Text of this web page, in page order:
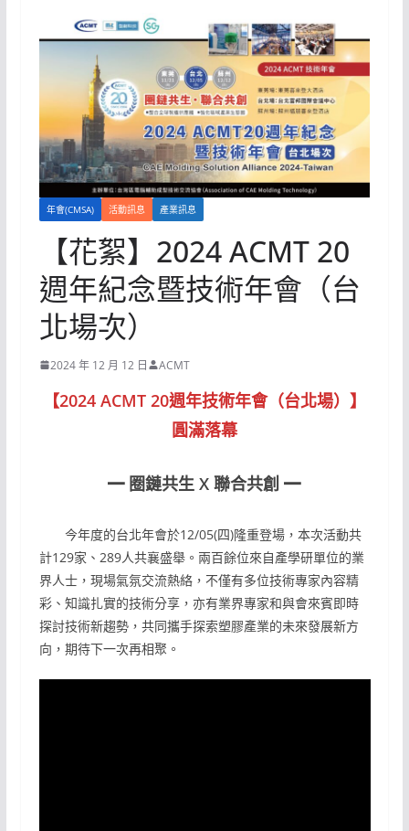
年會(CMSA) 活動訊息 產業訊息
【花絮】2024 ACMT 20
週年紀念暨技術年會（台
北場次）
2024 年 12 月 12 日 ACMT
【2024 ACMT 20週年技術年會（台北場）】
圓滿落幕
━ 圈鏈共生 X 聯合共創 ━
今年度的台北年會於12/05(四)隆重登場，本次活動共
計129家、289人共襄盛舉。兩百餘位來自產學研單位的業
界人士，現場氣氛交流熱絡，不僅有多位技術專家內容精
彩、知識扎實的技術分享，亦有業界專家和與會來賓即時
探討技術新趨勢，共同攜手探索塑膠產業的未來發展新方
向，期待下一次再相聚。